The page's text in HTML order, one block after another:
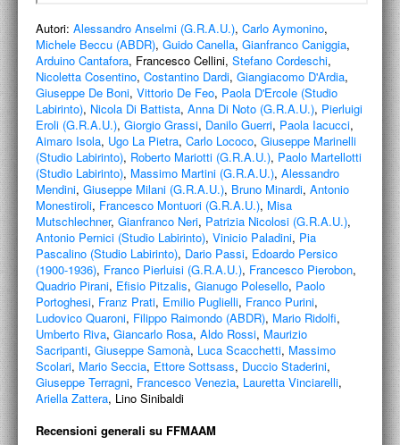
MOSTRE
ARTISTI
DUETTI / DUELLI
LABORATORI DI PROGETTAZIONE
PROGETTI D'OPERA
PROGETTI CULTURALI
PROGETTO T.E.S.I.
Autori: Alessandro Anselmi (G.R.A.U.), Carlo Aymonino,
Michele Beccu (ABDR), Guido Canella, Gianfranco Caniggia,
Arduino Cantafora, Francesco Cellini, Stefano Cordeschi,
Nicoletta Cosentino, Costantino Dardi, Giangiacomo D'Ardia,
Giuseppe De Boni, Vittorio De Feo, Paola D'Ercole (Studio
Labirinto), Nicola Di Battista, Anna Di Noto (G.R.A.U.), Pierluigi
Eroli (G.R.A.U.), Giorgio Grassi, Danilo Guerri, Paola Iacucci,
Aimaro Isola, Ugo La Pietra, Carlo Lococo, Giuseppe Marinelli
(Studio Labirinto), Roberto Mariotti (G.R.A.U.), Paolo Martellotti
(Studio Labirinto), Massimo Martini (G.R.A.U.), Alessandro
Mendini, Giuseppe Milani (G.R.A.U.), Bruno Minardi, Antonio
Monestiroli, Francesco Montuori (G.R.A.U.), Misa
Mutschlechner, Gianfranco Neri, Patrizia Nicolosi (G.R.A.U.),
Antonio Pernici (Studio Labirinto), Vinicio Paladini, Pia
Pascalino (Studio Labirinto), Dario Passi, Edoardo Persico
(1900-1936), Franco Pierluisi (G.R.A.U.), Francesco Pierobon,
Quadrio Pirani, Efisio Pitzalis, Gianugo Polesello, Paolo
Portoghesi, Franz Prati, Emilio Puglielli, Franco Purini,
Ludovico Quaroni, Filippo Raimondo (ABDR), Mario Ridolfi,
Umberto Riva, Giancarlo Rosa, Aldo Rossi, Maurizio
Sacripanti, Giuseppe Samonà, Luca Scacchetti, Massimo
Scolari, Mario Seccia, Ettore Sottsass, Duccio Staderini,
Giuseppe Terragni, Francesco Venezia, Lauretta Vinciarelli,
Ariella Zattera, Lino Sinibaldi
Recensioni generali su FFMAAM